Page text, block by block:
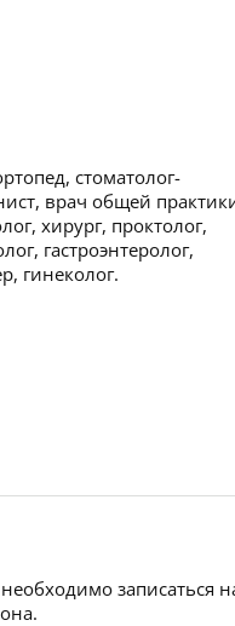
стоматолог-
врач общей
хирург, проктолог,
гастроэнтеролог,
гинеколог.
записаться